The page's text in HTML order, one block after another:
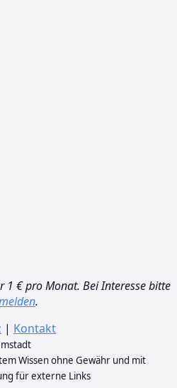
1 € pro Monat. Bei Interesse bitte
.
| Kontakt
Wissen ohne Gewähr und mit
für externe Links